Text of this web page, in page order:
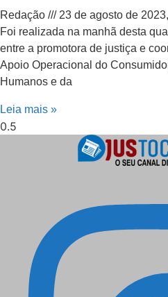
Redação
23 de agosto de
Foi realizada na manhã desta
entre a promotora de justiça e
Apoio Operacional do
Humanos e da
Leia mais »